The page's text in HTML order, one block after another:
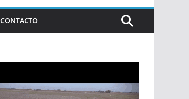
CONTACTO